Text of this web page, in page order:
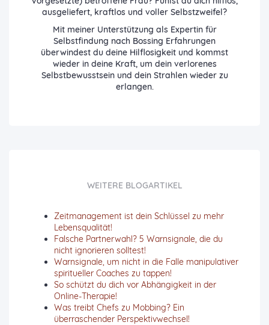
ausgeliefert, kraftlos und voller Selbstzweifel?
Mit meiner Unterstützung als Expertin für
Selbstfindung nach Bossing Erfahrungen
überwindest du deine Hilflosigkeit und kommst
wieder in deine Kraft, um dein verlorenes
Selbstbewusstsein und dein Strahlen wieder zu
erlangen.
WEITERE BLOGARTIKEL
Zeitmanagement ist dein Schlüssel zu mehr
Lebensqualität!
Falsche Partnerwahl? 5 Warnsignale, die du
nicht ignorieren solltest!
Warnsignale, um nicht in die Falle manipulativer
spiritueller Coaches zu tappen!
So schützt du dich vor Abhängigkeit in der
Online-Therapie!
Was treibt Chefs zu Mobbing? Ein
überraschender Perspektivwechsel!